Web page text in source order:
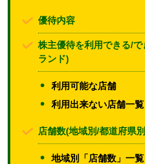
優待内容
株主優待を利用できる/
ランド)
利用可能な店舗
利用出来ない店舗一覧
店舗数(地域別/都道府県
地域別「店舗数」一覧